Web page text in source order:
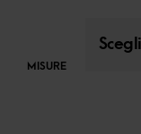
MISURE